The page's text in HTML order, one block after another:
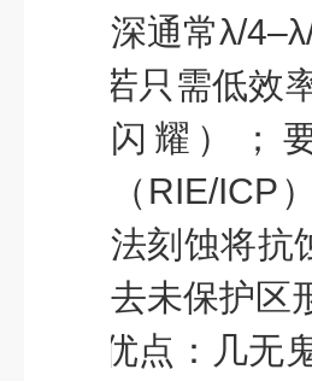
深通常λ/
若只需低效
闪耀）；
（ RIE/ICP ）
法刻蚀将抗
去未保护区
优点：几无